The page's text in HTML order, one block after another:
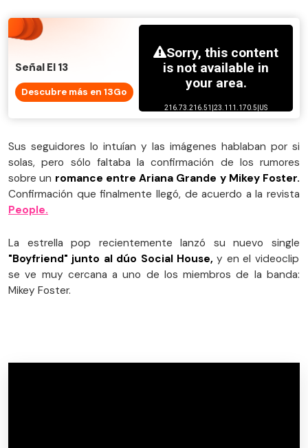
Señal El 13
Descubre más en 13Go
Sus seguidores lo intuían y las imágenes hablaban por si
solas, pero sólo faltaba la confirmación de los rumores
sobre un romance entre Ariana Grande y Mikey Foster.
Confirmación que finalmente llegó, de acuerdo a la revista
People.
La estrella pop recientemente lanzó su nuevo single
"Boyfriend" junto al dúo Social House, y en el videoclip
se ve muy cercana a uno de los miembros de la banda:
Mikey Foster.